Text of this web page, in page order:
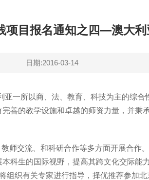
项目报名通知之四—澳大
日期:2016-03-14
亚一所以商、法、教育、科技为主的综
善的教学设施和卓越的师资力量，并秉
师交流、和科研合作等多方面开展合作
科生的国际视野，提高其跨文化交际能
组织有关专家进行指导，择优推荐参加